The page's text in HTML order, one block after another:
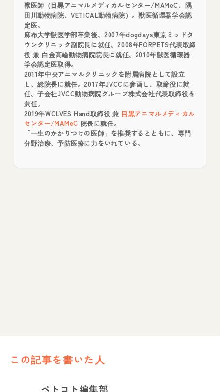
獣医師（目黒アニマルメディカルセンター/MAMeC、隅
田川動物病院、VETICAL動物病院）。獣医循環器学会認
定医。
麻布大学獣医学部卒業後、2007年dogdays東京ミッドタ
ウンクリニック副院長に就任。2008年FORPETS代表取締
役 兼 白金高輪動物病院院長に就任。2010年獣医循環器
学会認定医取得。
2011年中央アニマルクリニックを附属病院として設立
し、総院長に就任。2017年JVCCに参画し、取締役に就
任。子会社JVCC動物病院グループ株式会社代表取締役を
兼任。
2019年WOLVES Hand取締役 兼 目黒アニマルメディカル
センター/MAMeC 院長に就任。
「一生のかかりつけの医師」を推奨するとともに、専門
分野治療、予防医療に力をいれている。
この記事を書いた人
ペトコト編集部